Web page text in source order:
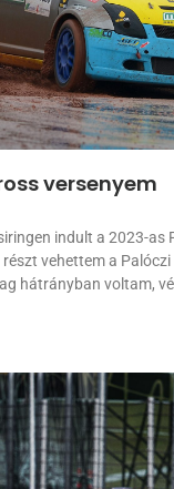
versenyem
indult a 2023-as
részt vehettem a
hátrányban voltam,